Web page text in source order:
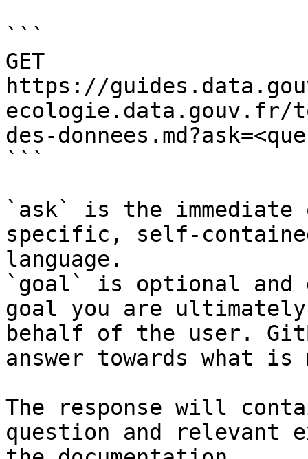
```
GET
https://
ecologie.data.gouv.fr/
des-
```
`ask` is the
specific, self-
language.
`goal` is optional and
goal you are
behalf of the user.
answer towards what
The response will
question and relevant